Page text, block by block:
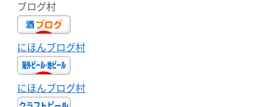
ブログ村
にほんブログ村
にほんブログ村